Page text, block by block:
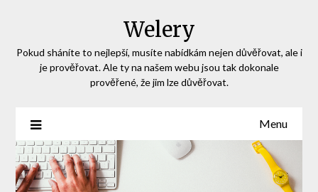
Welery
Pokud sháníte to nejlepší, musíte nabídkám nejen důvěřovat, ale i
je prověřovat. Ale ty na našem webu jsou tak dokonale
prověřené, že jim lze důvěřovat.
Menu